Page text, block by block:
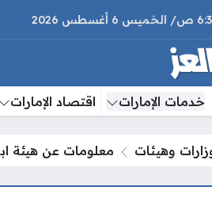
ص الخميس 6 أغسطس 2026
خدمات الإمارات اقتصاد الإمارات
وهيئات معلومات عن هيئة